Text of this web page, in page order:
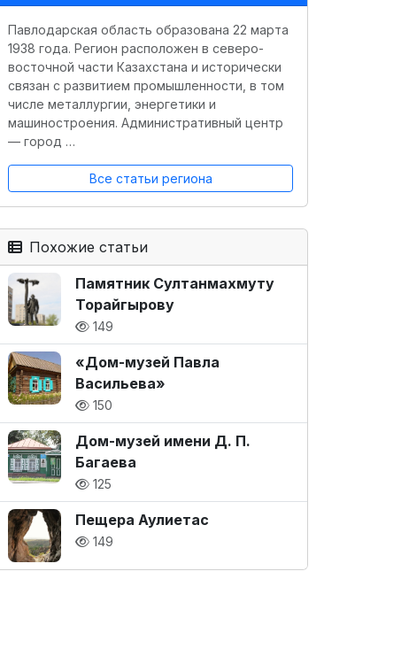
Павлодарская область образована 22 марта
1938 года. Регион расположен в северо-
восточной части Казахстана и исторически
связан с развитием промышленности, в том
числе металлургии, энергетики и
машиностроения. Административный центр
— город …
Все статьи региона
Похожие статьи
Памятник Султанмахмуту
Торайгырову
149
«Дом-музей Павла
Васильева»
150
Дом-музей имени Д. П.
Багаева
125
Пещера Аулиетас
149